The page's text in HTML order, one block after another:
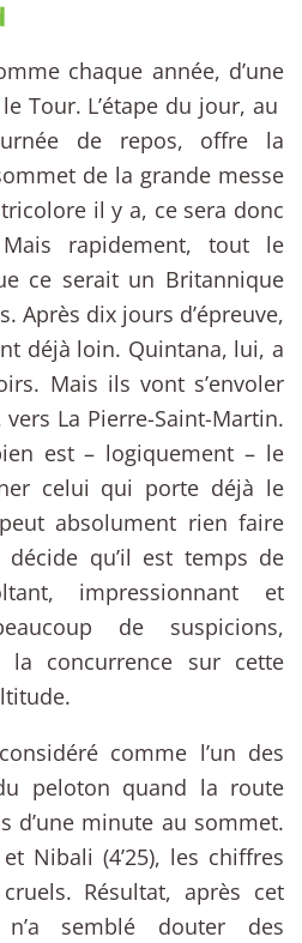
chaque année, d’une
Tour. L’étape du jour, au
de repos, offre la
de la grande messe
il y a, ce sera donc
rapidement, tout le
ce serait un Britannique
Après dix jours d’épreuve,
déjà loin. Quintana, lui, a
Mais ils vont s’envoler
La Pierre-Saint-Martin.
est – logiquement – le
celui qui porte déjà le
absolument rien faire
décide qu’il est temps de
impressionnant et
de suspicions,
la concurrence sur cette
comme l’un des
peloton quand la route
d’une minute au sommet.
Nibali (4’25), les chiffres
Résultat, après cet
n’a semblé douter des